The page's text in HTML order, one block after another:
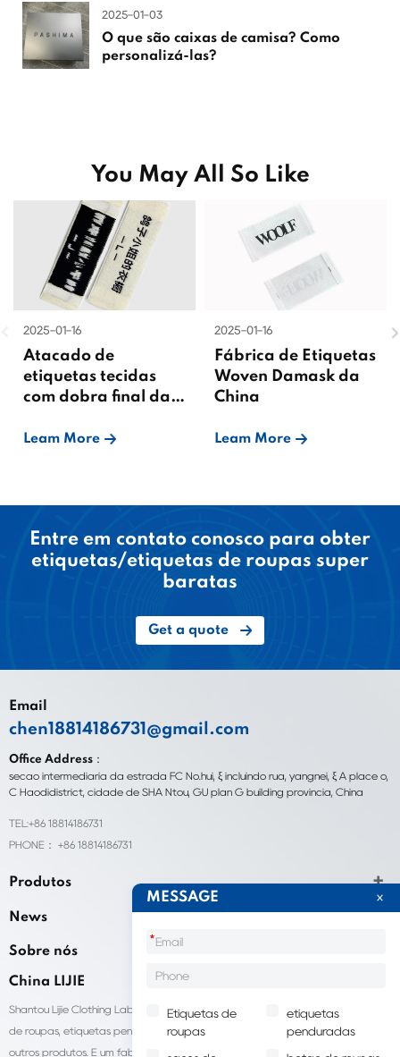
2025-01-03
O que são caixas de camisa? Como
personalizá-las?
You May All So Like
2025-01-16
Atacado de
etiquetas tecidas
com dobra final da
Leam More
2025-01-16
Fábrica de Etiquetas
Woven Damask da
China
Leam More
Entre em contato conosco para obter
etiquetas/etiquetas de roupas super
baratas
Get a quote
Email
chen18814186731@gmail.com
Office Address：
seção intermediária da estrada FC No.hui, ξ incluindo rua, yangnei, ξ A place o,
C Haodidistrict, cidade de SHA Ntou, GU plan G building província, China
TEL:+86 18814186731
PHONE： +86 18814186731
Produtos
News
Sobre nós
China LIJIE
Shantou Lijie Clothing Labels fornece serviços personalizados para etiquetas
de roupas, etiquetas penduradas, sacolas para embalagens de roupas e
outros produtos. É um fabricante líder de acessórios de vestuário na China.
MESSAGE
*
Etiquetas de
roupas
etiquetas
penduradas